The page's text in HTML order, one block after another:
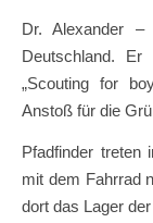
Dr. Alexander
Deutschland.
„Scouting for
Anstoß für die
Pfadfinder treten
mit dem Fahrrad
dort das Lager